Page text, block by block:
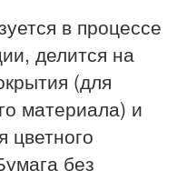
в процессе
делится на
(для
материала) и
цветного
без